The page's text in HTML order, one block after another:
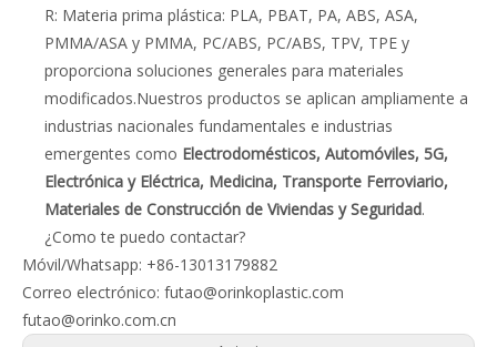
R: Materia prima plástica: PLA, PBAT, PA, ABS, ASA,
PMMA/ASA y PMMA, PC/ABS, PC/ABS, TPV, TPE y
proporciona soluciones generales para materiales
modificados.Nuestros productos se aplican ampliamente a
industrias nacionales fundamentales e industrias
emergentes como Electrodomésticos, Automóviles, 5G,
Electrónica y Eléctrica, Medicina, Transporte Ferroviario,
Materiales de Construcción de Viviendas y Seguridad.
¿Como te puedo contactar?
Móvil/Whatsapp: +86-13013179882
Correo electrónico: futao@orinkoplastic.com
futao@orinko.com.cn